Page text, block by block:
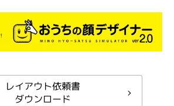
レイアウト依頼書
ダウンロード